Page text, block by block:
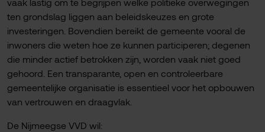
ten grondslag liggen aan beleidskeuzes en grote
investeringen. Bovendien bereikt de gemeente vooral de
inwoners die weten hoe ze kunnen participeren; degenen
die minder actief betrokken zijn, worden vaak niet goed
gehoord. Een transparante, open en controleerbare
gemeentelijke organisatie is essentieel voor het opbouwen
van vertrouwen en draagvlak.
De Nijmeegse VVD wil: